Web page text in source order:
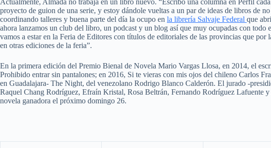
Actualmente, Almada no trabaja en un libro nuevo. “Escribo una columna en Perfil
proyecto de guion de una serie, y estoy dándole vueltas a un par de ideas de libros de
coordinando talleres y buena parte del día la ocupo en la librería Salvaje Federal que
ahora lanzamos un club del libro, un podcast y un blog así que muy ocupadas con todo
vamos a estar en la Feria de Editores con títulos de editoriales de las provincias que por
en otras ediciones de la feria”.
En la primera edición del Premio Bienal de Novela Mario Vargas Llosa, en 2014, el
Prohibido entrar sin pantalones; en 2016, Si te vieras con mis ojos del chileno Carlos
en Guadalajara- The Night, del venezolano Rodrigo Blanco Calderón. El jurado -
Raquel Chang Rodríguez, Efraín Kristal, Rosa Beltrán, Fernando Rodríguez Lafuente
novela ganadora el próximo domingo 26.